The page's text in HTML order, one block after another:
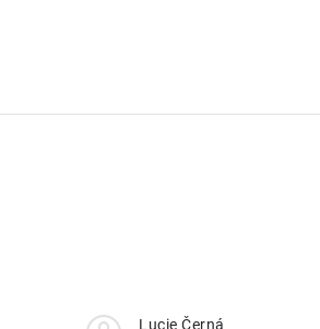
Lucie Černá